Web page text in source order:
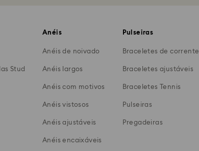
Stud
Anéis
Anéis de noivado
Anéis largos
Anéis com motivos
Anéis vistosos
Anéis ajustáveis
Anéis encaixáveis
Pulseiras
Braceletes de corrente
Braceletes ajustáveis
Braceletes Tennis
Pulseiras
Pregadeiras